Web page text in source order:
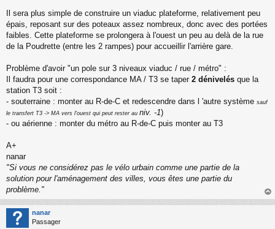
n
o
n
u
Il sera plus simple de construire un viaduc plateforme, relativement peu
épais, reposant sur des poteaux assez nombreux, donc avec des portées
faibles. Cette plateforme se prolongera à l'ouest un peu au delà de la rue
de la Poudrette (entre les 2 rampes) pour accueillir l'arrière gare.
Problème d'avoir "un pole sur 3 niveaux viaduc / rue / métro" :
Il faudra pour une correspondance MA / T3 se taper 2 dénivelés que la
station T3 soit :
- souterraine : monter au R-de-C et redescendre dans l 'autre système sauf
le transfert T3 -> MA vers l'ouest qui peut rester au niv. -1)
- ou aérienne : monter du métro au R-de-C puis monter au T3
A+
nanar
"Si vous ne considérez pas le vélo urbain comme une partie de la
solution pour l'aménagement des villes, vous êtes une partie du
problème."
au
nanar
Passager